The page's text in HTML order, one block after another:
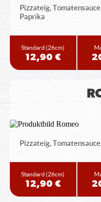
Pizzateig,
Paprika
Standard(26cm)
12,90 €
Pizzateig,
Standard(26cm)
12,90 €